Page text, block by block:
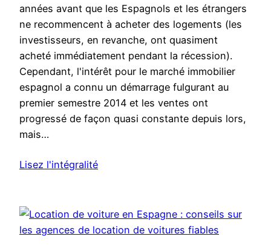
années avant que les Espagnols et les étrangers
ne recommencent à acheter des logements (les
investisseurs, en revanche, ont quasiment
acheté immédiatement pendant la récession).
Cependant, l'intérêt pour le marché immobilier
espagnol a connu un démarrage fulgurant au
premier semestre 2014 et les ventes ont
progressé de façon quasi constante depuis lors,
mais…
Lisez l'intégralité